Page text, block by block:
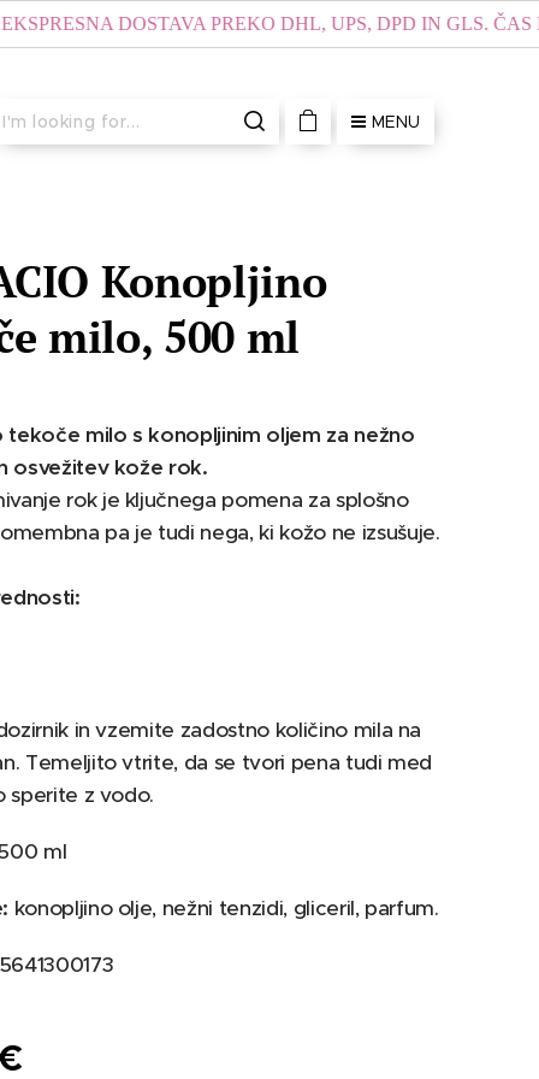
DOSTAVA PREKO DHL, UPS, DPD IN GLS. ČAS
MENU
Konopljino
milo, 500 ml
tekoče milo s konopljinim oljem za nežno
osvežitev kože rok.
rok je ključnega pomena za splošno
pa je tudi nega, ki kožo ne izsušuje.
in vzemite zadostno količino mila na
Temeljito vtrite, da se tvori pena tudi med
sperite z vodo.
ml
konopljino olje, nežni tenzidi, gliceril, parfum.